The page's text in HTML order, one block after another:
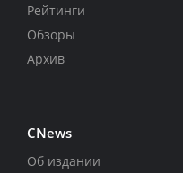
Рейтинги
Обзоры
Архив
CNews
Об издании